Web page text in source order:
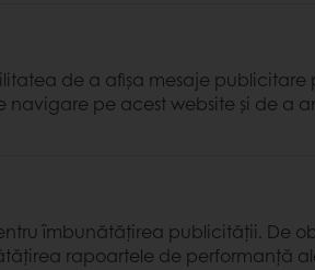
de a afișa mesaje
navigare pe acest website și de
îmbunătățirea publicității. De
rapoartele de performanță